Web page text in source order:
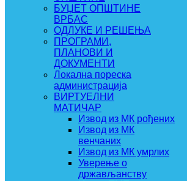
БУЏЕТ ОПШТИНЕ
ВРБАС
ОДЛУКЕ И РЕШЕЊА
ПРОГРАМИ,
ПЛАНОВИ И
ДОКУМЕНТИ
Локална пореска
администрација
ВИРТУЕЛНИ
МАТИЧАР
Извод из МК рођених
Извод из МК
венчаних
Извод из МК умрлих
Уверење о
држављанству